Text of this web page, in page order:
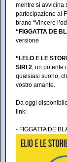
mentre si avvicina
partecipazione al
brano “Vincere
“FIGGATTA DE
versione
“LELO E LE
SIRI 2, un potente
qualsiasi suono,
vostro amante.
Da oggi
link:
- FIGGATTA DE